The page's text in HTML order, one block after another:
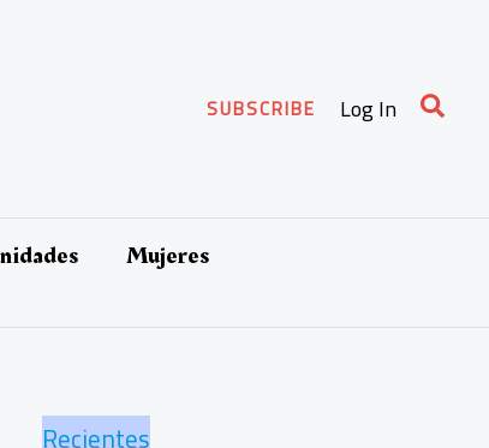
SUBSCRIBE Log In
Mujeres